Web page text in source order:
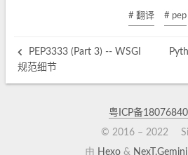
# 翻译 # pep
PEP3333 (Part 3) -- WSGI
规范细节
粤ICP备
© 2016 – 2022
由 Hexo & NexT.Gemini